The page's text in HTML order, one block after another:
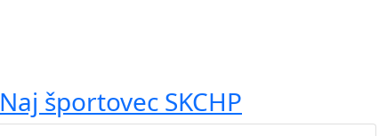
Naj športovec SKCHP